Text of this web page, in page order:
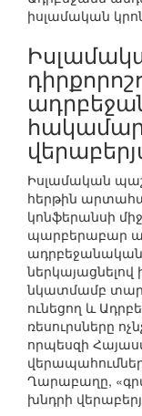
իսլամական
Իսլամական
հերթին
կոնֆերանսի
պարբերաբար
ներկայացնելով
նկատմամբ
ունեցող և
ռեսուրսները
որպեսզի
Ղարաբաղը,
խնդրի